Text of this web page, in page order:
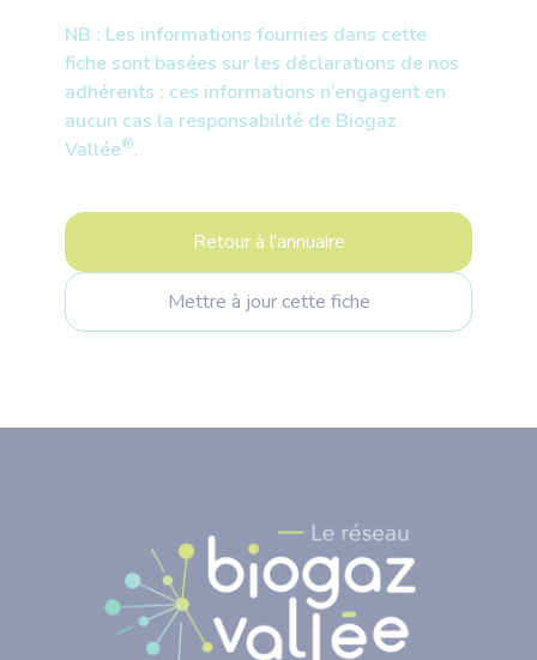
NB : Les informations fournies dans cette
fiche sont basées sur les déclarations de nos
adhérents ; ces informations n’engagent en
aucun cas la responsabilité de Biogaz
Vallée®.
Retour à l’annuaire
Mettre à jour cette fiche